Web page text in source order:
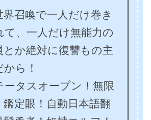
界召喚で一人だけ巻き
て、一人だけ無能力の
とか絶対に復讐もの主
から！
タスオープン！無限
鑑定眼！自動日本語翻